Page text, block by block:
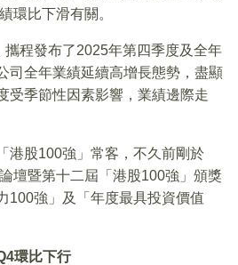
環比下滑有關。
程發布了2025年第四季度及全年
司全年業績延續高增長態勢，盡顯
受季節性因素影響，業績邊際走
港股100強」常客，不久前剛於
壇暨第十二屆「港股100強」頒獎
100強」及「年度最具投資價值
環比下行